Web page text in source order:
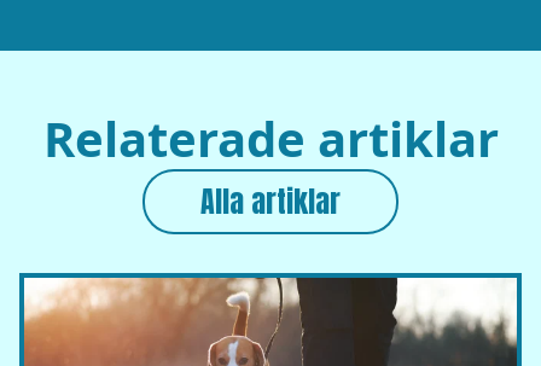
Relaterade artiklar
Alla artiklar